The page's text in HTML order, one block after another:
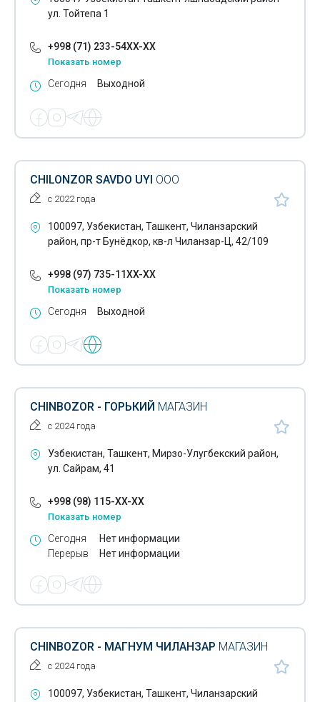
Саженцы цветов
Секционные ворота
Системы Умный дом
Стеклянные столы
Твердотопливные котлы
Угольные котлы
Хвойные растения
Энергетические браслеты
Рольставни
Магазины цветов
Авторские букеты
Бутоньерки
Свадебные букеты
Студии флористики
ул. Тойтепа 1
+998 (71) 233-54XX-XX
Показать номер
Сегодня Выходной
CHILONZOR SAVDO UYI ООО
с 2022 года
100097, Узбекистан, Ташкент, Чиланзарский
район, пр-т Бунёдкор, кв-л Чиланзар-Ц, 42/109
+998 (97) 735-11XX-XX
Показать номер
Сегодня Выходной
CHINBOZOR - ГОРЬКИЙ МАГАЗИН
с 2024 года
Узбекистан, Ташкент, Мирзо-Улугбекский район,
ул. Сайрам, 41
+998 (98) 115-XX-XX
Показать номер
Сегодня
Перерыв
Нет информации
Нет информации
CHINBOZOR - МАГНУМ ЧИЛАНЗАР МАГАЗИН
с 2024 года
100097, Узбекистан, Ташкент, Чиланзарский